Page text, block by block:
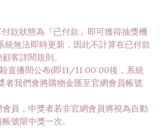
款狀態為『已付款』即可獲得抽獎機
無法即時更新，因此不計算在已付款
客詳閱規則。
直播間公布(即11/11 00:00後，系統
者我們會將購物金匯至官網會員帳號
員，中獎者若非官網會員將視為自動
號限中獎一次。